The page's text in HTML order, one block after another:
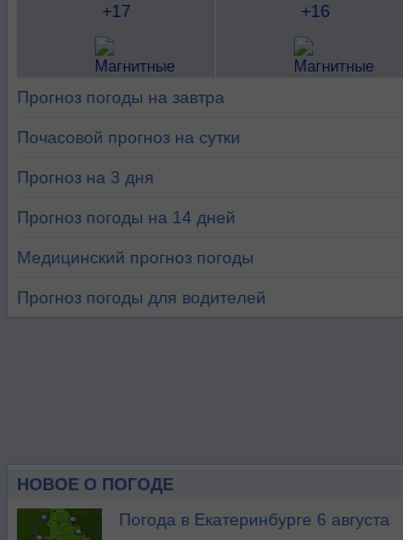
+17 +16
Прогноз погоды на завтра
Почасовой прогноз на сутки
Прогноз на 3 дня
Прогноз погоды на 14 дней
Медицинский прогноз погоды
Прогноз погоды для водителей
НОВОЕ О ПОГОДЕ
Погода в Екатеринбурге 6 августа